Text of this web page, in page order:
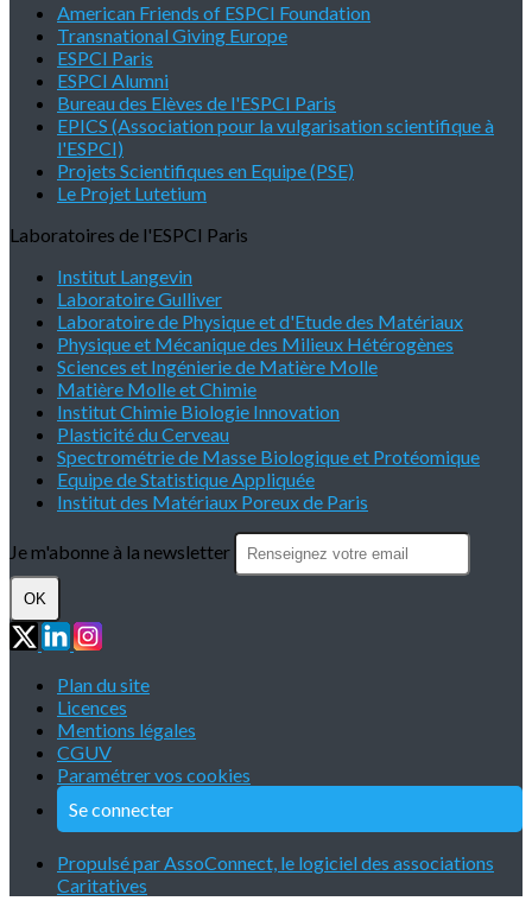
American Friends of ESPCI Foundation
Transnational Giving Europe
ESPCI Paris
ESPCI Alumni
Bureau des Elèves de l'ESPCI Paris
EPICS (Association pour la vulgarisation scientifique à
l'ESPCI)
Projets Scientifiques en Equipe (PSE)
Le Projet Lutetium
Laboratoires de l'ESPCI Paris
Institut Langevin
Laboratoire Gulliver
Laboratoire de Physique et d'Etude des Matériaux
Physique et Mécanique des Milieux Hétérogènes
Sciences et Ingénierie de Matière Molle
Matière Molle et Chimie
Institut Chimie Biologie Innovation
Plasticité du Cerveau
Spectrométrie de Masse Biologique et Protéomique
Equipe de Statistique Appliquée
Institut des Matériaux Poreux de Paris
Je m'abonne à la newsletter
OK
Plan du site
Licences
Mentions légales
CGUV
Paramétrer vos cookies
Se connecter
Propulsé par AssoConnect, le logiciel des associations
Caritatives